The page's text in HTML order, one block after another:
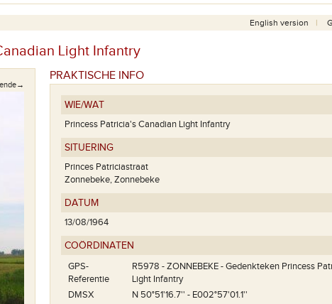
English version
Light Infantry
PRAKTISCHE INFO
WIE/WAT
Princess Patricia's Canadian Light Infantry
SITUERING
Princes Patriciastraat
Zonnebeke, Zonnebeke
DATUM
13/08/1964
COÖRDINATEN
GPS-
Referentie
R5978 - ZONNEBEKE - Gedenkteken Princess
Light Infantry
DMSX
N 50°51'16.7'' - E002°57'01.1''